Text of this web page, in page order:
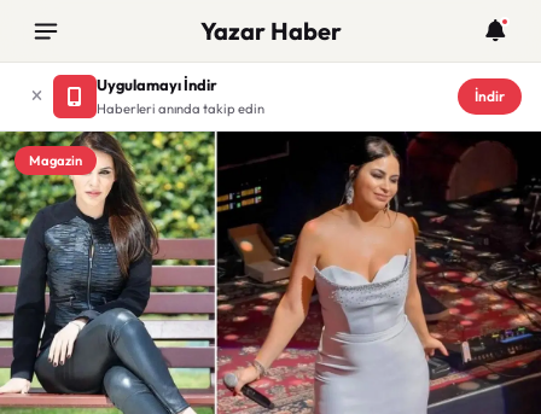
Yazar Haber
Uygulamayı İndir
Haberleri anında takip edin
İndir
Magazin